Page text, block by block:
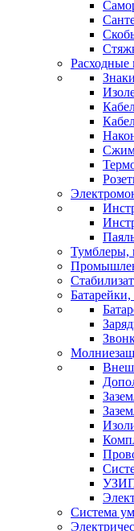
Расходные
Тумблеры,
Система